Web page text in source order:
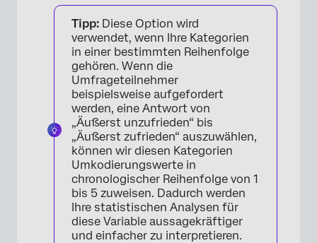
Tipp: Diese Option wird
verwendet, wenn Ihre Kategorien
in einer bestimmten Reihenfolge
gehören. Wenn die
Umfrageteilnehmer
beispielsweise aufgefordert
werden, eine Antwort von
„Äußerst unzufrieden“ bis
„Äußerst zufrieden“ auszuwählen,
können wir diesen Kategorien
Umkodierungswerte in
chronologischer Reihenfolge von 1
bis 5 zuweisen. Dadurch werden
Ihre statistischen Analysen für
diese Variable aussagekräftiger
und einfacher zu interpretieren.